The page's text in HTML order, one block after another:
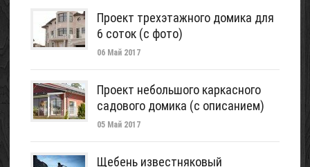
Проект трехэтажного домика для
6 соток (с фото)
06 Май 2017
Проект небольшого каркасного
садового домика (с описанием)
05 Май 2017
Щебень известняковый